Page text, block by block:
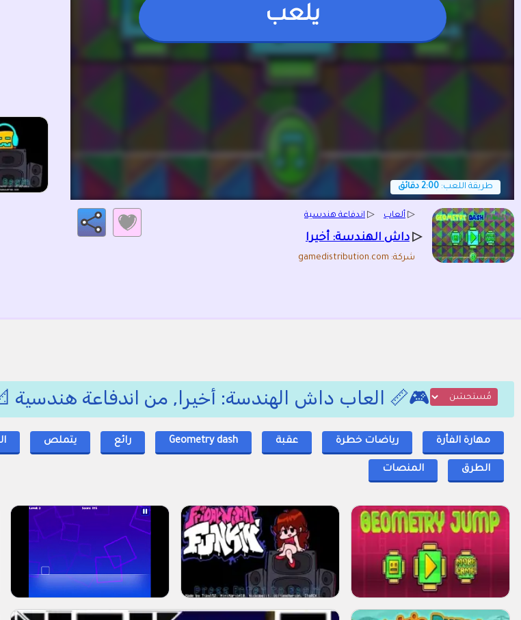
يلعب
طريقة اللعب: 2:00 دقائق
▷ ألعاب ▷ اندفاعة هندسية
▷ داش الهندسة: أخيرا
شركة: gamedistribution.com
🎮📏 العاب داش الهندسة: أخيرا, من اندفاعة هندسية
مهارة الفأرة رياضات خطرة عقبة Geometry dash رائع يتملص
الطرق المنصات